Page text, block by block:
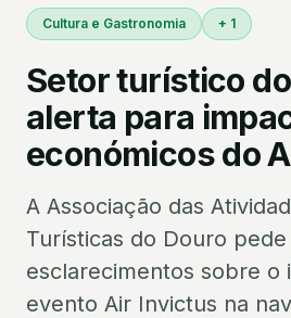
Cultura e Gastronomia + 1
Setor turístico
alerta para
económicos do
A Associação das
Turísticas do Douro pede
esclarecimentos sobre o
evento Air Invictus na